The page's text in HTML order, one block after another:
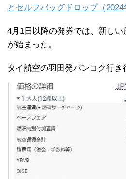
とセルフバッグドロップ（2024
4月1日以降の発券では、新し
が始まった。
タイ航空の羽田発バンコク行き